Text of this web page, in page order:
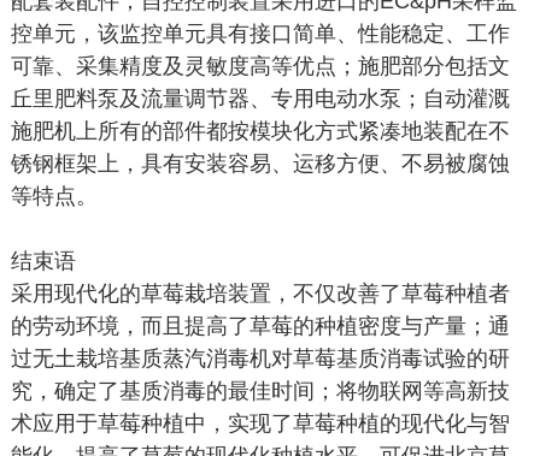
控单元，该监控单元具有接口简单、性能稳定、工作
可靠、采集精度及灵敏度高等优点；施肥部分包括文
丘里肥料泵及流量调节器、专用电动水泵；自动灌溉
施肥机上所有的部件都按模块化方式紧凑地装配在不
锈钢框架上，具有安装容易、运移方便、不易被腐蚀
等特点。
结束语
采用现代化的草莓栽培装置，不仅改善了草莓种植者
的劳动环境，而且提高了草莓的种植密度与产量；通
过无土栽培基质蒸汽消毒机对草莓基质消毒试验的研
究，确定了基质消毒的最佳时间；将物联网等高新技
术应用于草莓种植中，实现了草莓种植的现代化与智